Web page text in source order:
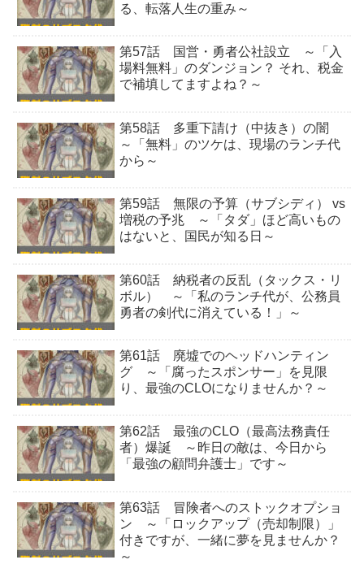
る、転落人生の重み～
第57話 国営・勇者公社設立 ～「入
場料無料」のダンジョン？ それ、税金
で補填してますよね？～
第58話 多重下請け（中抜き）の闇
～「無料」のツケは、現場のランチ代
から～
第59話 無限の予算（サブシディ） vs
増税の予兆 ～「タダ」ほど高いもの
はないと、国民が知る日～
第60話 納税者の反乱（タックス・リ
ボル） ～「私のランチ代が、公務員
勇者の剣代に消えている！」～
第61話 廃墟でのヘッドハンティン
グ ～「腐ったスポンサー」を見限
り、最強のCLOになりませんか？～
第62話 最強のCLO（最高法務責任
者）爆誕 ～昨日の敵は、今日から
「最強の顧問弁護士」です～
第63話 冒険者へのストックオプショ
ン ～「ロックアップ（売却制限）」
付きですが、一緒に夢を見ませんか？
～